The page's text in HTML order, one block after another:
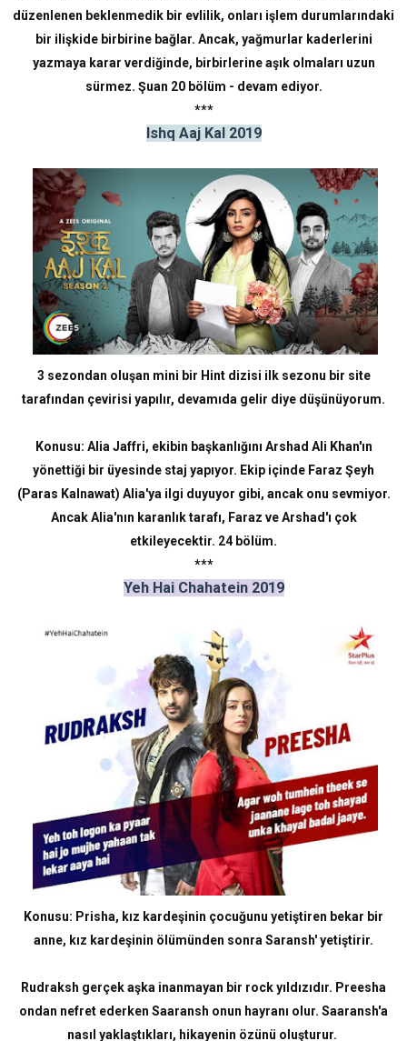
düzenlenen beklenmedik bir evlilik, onları işlem durumlarındaki
bir ilişkide birbirine bağlar. Ancak, yağmurlar kaderlerini
yazmaya karar verdiğinde, birbirlerine aşık olmaları uzun
sürmez. Şuan 20 bölüm - devam ediyor.
***
Ishq Aaj Kal 2019
3 sezondan oluşan mini bir Hint dizisi ilk sezonu bir site
tarafından çevirisi yapılır, devamıda gelir diye düşünüyorum.
Konusu: Alia Jaffri, ekibin başkanlığını Arshad Ali Khan'ın
yönettiği bir üyesinde staj yapıyor. Ekip içinde Faraz Şeyh
(Paras Kalnawat) Alia'ya ilgi duyuyor gibi, ancak onu sevmiyor.
Ancak Alia'nın karanlık tarafı, Faraz ve Arshad'ı çok
etkileyecektir. 24 bölüm.
***
Yeh Hai Chahatein 2019
Konusu: Prisha, kız kardeşinin çocuğunu yetiştiren bekar bir
anne, kız kardeşinin ölümünden sonra Saransh' yetiştirir.
Rudraksh gerçek aşka inanmayan bir rock yıldızıdır. Preesha
ondan nefret ederken Saaransh onun hayranı olur. Saaransh'a
nasıl yaklaştıkları, hikayenin özünü oluşturur.